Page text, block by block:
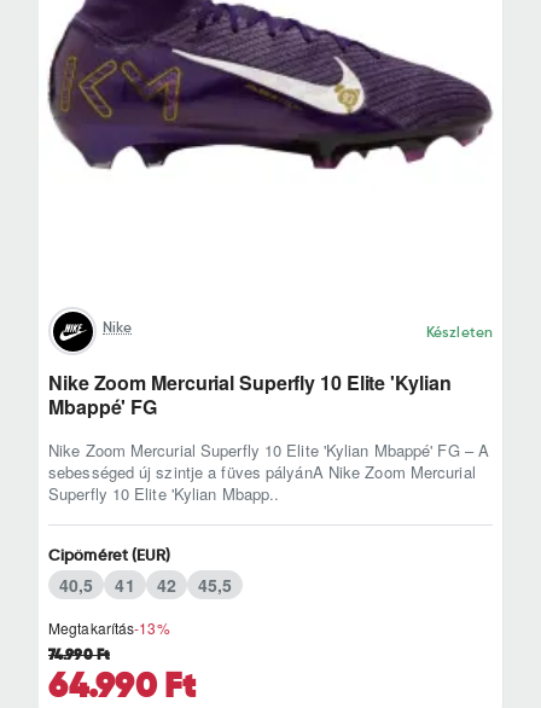
Nike Készleten
Nike Zoom Mercurial Superfly 10 Elite 'Kylian
Mbappé' FG
Nike Zoom Mercurial Superfly 10 Elite 'Kylian Mbappé' FG – A
sebességed új szintje a füves pályánA Nike Zoom Mercurial
Superfly 10 Elite 'Kylian Mbapp..
Megtakarítás-13%
64.990 Ft
74.990 Ft
Cipőméret (EUR)
40,5 41 42 45,5